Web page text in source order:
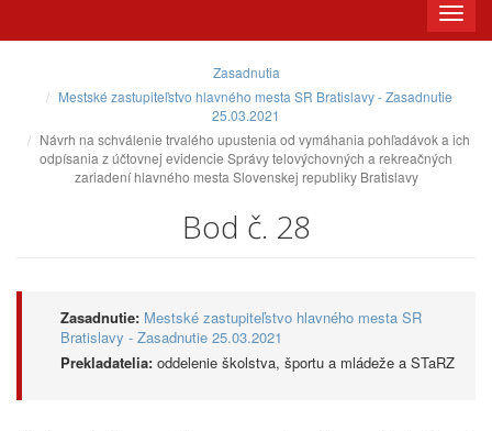
Toggle
Zasadnutia
Mestské zastupiteľstvo hlavného mesta SR Bratislavy - Zasadnutie
25.03.2021
Návrh na schválenie trvalého upustenia od vymáhania pohľadávok a ich
odpísania z účtovnej evidencie Správy telovýchovných a rekreačných
zariadení hlavného mesta Slovenskej republiky Bratislavy
Bod č. 28
Zasadnutie: Mestské zastupiteľstvo hlavného mesta SR
Bratislavy - Zasadnutie 25.03.2021
Prekladatelia: oddelenie školstva, športu a mládeže a STaRZ